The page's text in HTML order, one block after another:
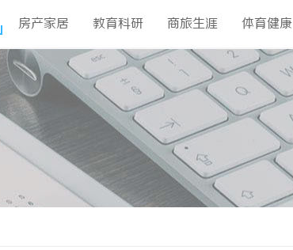
房产家居 教育科研 商旅生涯 体育健康